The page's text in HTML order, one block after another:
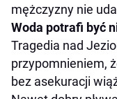
mężczyzny nie
Woda potrafi być
Tragedia nad
przypomnieniem,
bez asekuracji